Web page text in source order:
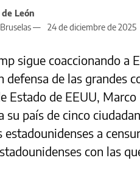
León
—
24 de diciembre de 2025
sigue coaccionando a
defensa de las grandes
Estado de EEUU,
su país de cinco
estadounidenses a
con las